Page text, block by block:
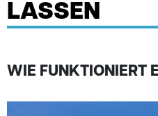
LASSEN
WIE FUNKTIONIERT